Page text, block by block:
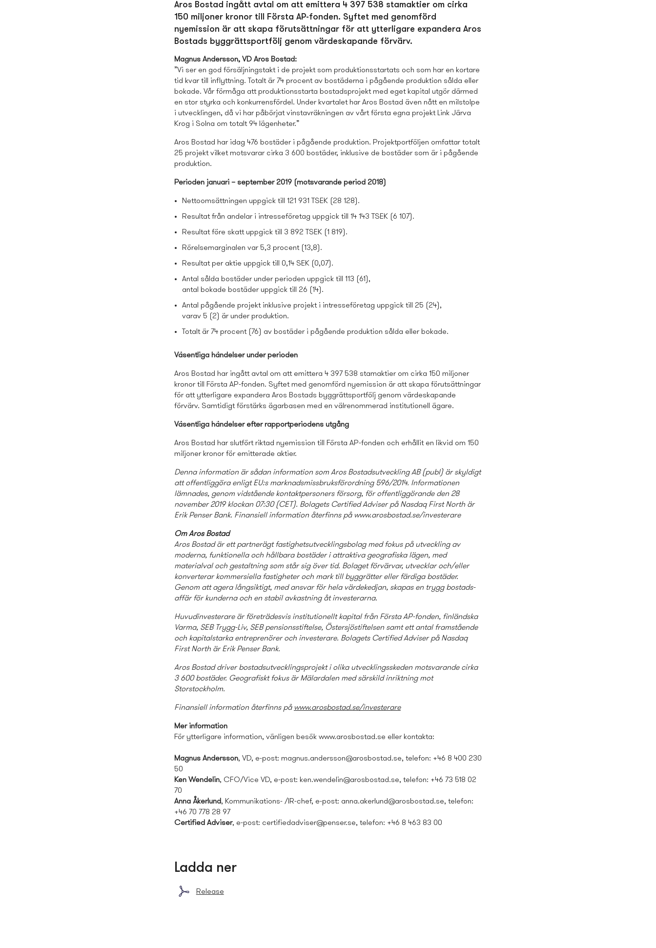
Aros Bostad ingått avtal om att emittera 4 397 538 stamaktier om cirka
150 miljoner kronor till Första AP-fonden. Syftet med genomförd
nyemission är att skapa förutsättningar för att ytterligare expandera Aros
Bostads­ byggrättsportfölj genom värdeskapande förvärv.
Magnus Andersson, VD Aros Bostad:
”Vi ser en god försäljningstakt i de projekt som produktionsstartats och som har en kortare
tid kvar till inflyttning. Totalt är 74 procent av bostäderna i pågående produktion sålda eller
bokade. Vår förmåga att produktionsstarta bostads­projekt med eget kapital utgör därmed
en stor styrka och konkurrensfördel. Under kvartalet har Aros Bostad även nått en milstolpe
i utvecklingen, då vi har påbörjat vinstavräkningen av vårt första egna projekt Link Järva
Krog i Solna om totalt 94 lägenheter.”
Aros Bostad har idag 476 bostäder i pågående produktion. Projektportföljen omfattar totalt
25 projekt vilket motsvarar cirka 3 600 bostäder, inklusive de bostäder som är i pågående
produktion.
Perioden januari – september 2019 (motsvarande period 2018)
Nettoomsättningen uppgick till 121 931 TSEK (28 128).
Resultat från andelar i intresseföretag uppgick till 14 143 TSEK (6 107).
Resultat före skatt uppgick till 3 892 TSEK (1 819).
Rörelsemarginalen var 5,3 procent (13,8).
Resultat per aktie uppgick till 0,14 SEK (0,07).
Antal sålda bostäder under perioden uppgick till 113 (61),
antal bokade bostäder uppgick till 26 (14).
Antal pågående projekt inklusive projekt i intresseföretag uppgick till 25 (24),
varav 5 (2) är under produktion.
Totalt är 74 procent (76) av bostäder i pågående produktion sålda eller bokade.
Väsentliga händelser under perioden
Aros Bostad har ingått avtal om att emittera 4 397 538 stamaktier om cirka 150 miljoner
kronor till Första AP-fonden. Syftet med genomförd nyemission är att skapa förutsättningar
för att ytterligare expandera Aros Bostads­ byggrättsportfölj genom värdeskapande
förvärv. Samtidigt förstärks ägarbasen med en välrenommerad institutionell ägare.
Väsentliga händelser efter rapportperiodens utgång
Aros Bostad har slutfört riktad nyemission till Första AP-fonden och erhållit en likvid om 150
miljoner kronor för emitterade aktier.
Denna information är sådan information som Aros Bostads­utveckling AB (publ) är skyldigt
att offentliggöra enligt EU:s marknadsmissbruksförordning 596/2014. Informationen
lämnades, genom vidstående kontaktpersoners försorg, för offentliggörande den 28
november 2019 klockan 07:30 (CET). Bolagets Certified Adviser på Nasdaq First North är
Erik Penser Bank. Finansiell information återfinns på www.arosbostad.se/investerare
Om Aros Bostad
Aros Bostad är ett partnerägt fastighets­utvecklings­bolag med fokus på utveckling av
moderna, funktionella och hållbara bostäder i attraktiva geografiska lägen, med
materialval och gestaltning som står sig över tid. Bolaget förvärvar, utvecklar och/eller
konverterar kommersiella fastigheter och mark till byggrätter eller färdiga bostäder.
Genom att agera långsiktigt, med ansvar för hela värdekedjan, skapas en trygg bostads­
affär för kunderna och en stabil avkastning åt investerarna.
Huvudinvesterare är företrädesvis institutionellt kapital från Första AP-fonden, finländska
Varma, SEB Trygg-Liv, SEB pensionsstiftelse, Östersjöstiftelsen samt ett antal framstående
och kapitalstarka entreprenörer och investerare. Bolagets Certified Adviser på Nasdaq
First North är Erik Penser Bank.
Aros Bostad driver bostads­utvecklings­projekt i olika utvecklings­skeden motsvarande cirka
3 600 bostäder. Geografiskt fokus är Mälardalen med särskild inriktning mot
Storstockholm.
Finansiell information återfinns på www.arosbostad.se/investerare
Mer information
För ytterligare information, vänligen besök www.arosbostad.se eller kontakta:
Magnus Andersson, VD, e-post: magnus.andersson@arosbostad.se, telefon: +46 8 400 230
50
Ken Wendelin, CFO/Vice VD, e-post: ken.wendelin@arosbostad.se, telefon: +46 73 518 02
70
Anna Åkerlund, Kommunikations- /IR-chef, e-post: anna.akerlund@arosbostad.se, telefon:
+46 70 778 28 97
Certified Adviser, e-post: certifiedadviser@penser.se, telefon: +46 8 463 83 00
Ladda ner
Release